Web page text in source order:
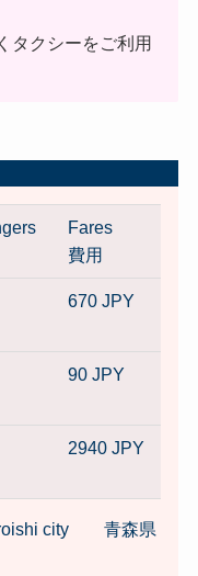
タクシーをご利用
Fares
費用
670 JPY
90 JPY
2940 JPY
city 青森県